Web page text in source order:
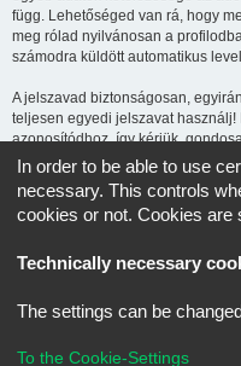
függ. Lehetőséged van rá, hogy
meg rólad nyilvánosan a
számodra küldött automatikus
A jelszavad biztonságosan,
teljesen egyedi jelszavat
azonosítódhoz, így kérjük,
add ki harmadik személynek,
phpBB-vel kapcsolatban kérik!
„Elfelejtettem a jelszavam”
és az e-mail címed, majd
®
Magyar fordítás
In order to be able to use
necessary. This controls
cookies or not. Cookies are
Technically necessary
The settings can be
To the Cookie-Settings